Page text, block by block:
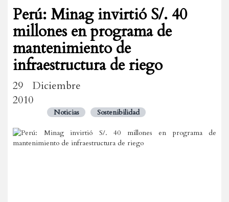
Perú: Minag invirtió S/. 40
millones en programa de
mantenimiento de
infraestructura de riego
29 Diciembre
2010
Noticias Sostenibilidad